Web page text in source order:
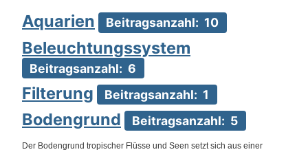
Aquarien Beitragsanzahl: 10
Beleuchtungssystem
Beitragsanzahl: 6
Filterung Beitragsanzahl: 1
Bodengrund Beitragsanzahl: 5
Der Bodengrund tropischer Flüsse und Seen setzt sich aus einer